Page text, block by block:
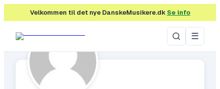
Velkommen til det nye DanskeMusikere.dk Se info
☰